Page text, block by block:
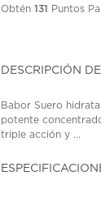
Obtén131 Puntos
DESCRIPCIÓN
Babor Suero
potente
triple acción y ...